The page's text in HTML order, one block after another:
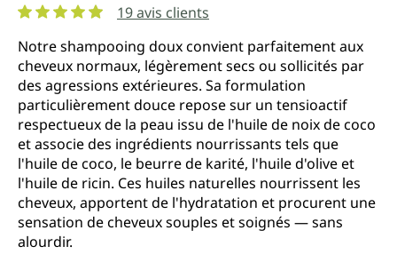
19 avis clients
Notre shampooing doux convient parfaitement aux
cheveux normaux, légèrement secs ou sollicités par
des agressions extérieures. Sa formulation
particulièrement douce repose sur un tensioactif
respectueux de la peau issu de l'huile de noix de coco
et associe des ingrédients nourrissants tels que
l'huile de coco, le beurre de karité, l'huile d'olive et
l'huile de ricin. Ces huiles naturelles nourrissent les
cheveux, apportent de l'hydratation et procurent une
sensation de cheveux souples et soignés — sans
alourdir.